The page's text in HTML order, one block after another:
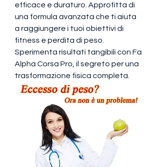
efficace e duraturo. Approfitta di
una formula avanzata che ti aiuta
a raggiungere i tuoi obiettivi di
fitness e perdita di peso.
Sperimenta risultati tangibili con Fa
Alpha Corsa Pro, il segreto per una
trasformazione fisica completa.